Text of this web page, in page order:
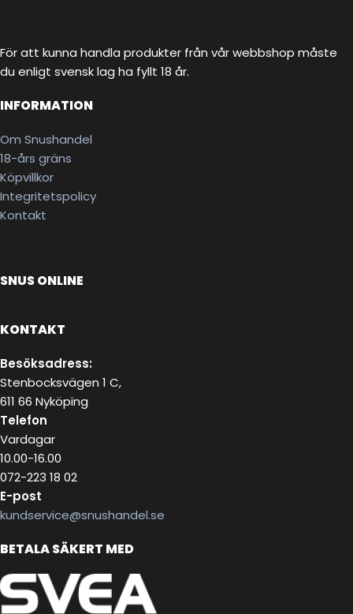
För att kunna handla produkter från vår webbshop måste
du enligt svensk lag ha fyllt 18 år.
INFORMATION
Om Snushandel
18-års gräns
Köpvillkor
Integritetspolicy
Kontakt
SNUS ONLINE
KONTAKT
Besöksadress:
Stenbocksvägen 1 C,
611 66 Nyköping
Telefon
Vardagar
10.00-16.00
072-223 18 02
E-post
kundservice@snushandel.se
BETALA SÄKERT MED